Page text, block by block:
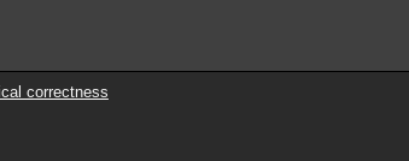
correctness